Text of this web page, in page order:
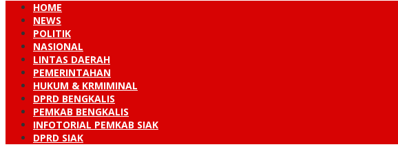
HOME
NEWS
POLITIK
NASIONAL
LINTAS DAERAH
PEMERINTAHAN
HUKUM & KRMIMINAL
DPRD BENGKALIS
PEMKAB BENGKALIS
INFOTORIAL PEMKAB SIAK
DPRD SIAK